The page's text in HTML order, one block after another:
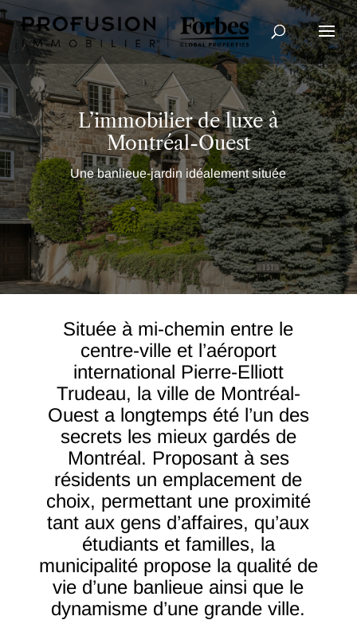
Recherche avancée
L’immobilier de luxe à
Montréal-Ouest
Une banlieue-jardin idéalement située
Située à mi-chemin entre le
centre-ville et l’aéroport
international Pierre-Elliott
Trudeau, la ville de Montréal-
Ouest a longtemps été l’un des
secrets les mieux gardés de
Montréal. Proposant à ses
résidents un emplacement de
choix, permettant une proximité
tant aux gens d’affaires, qu’aux
étudiants et familles, la
municipalité propose la qualité de
vie d’une banlieue ainsi que le
dynamisme d’une grande ville.